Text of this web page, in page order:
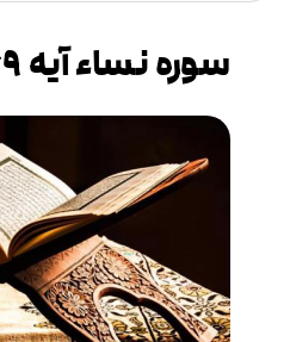
سوره نساء آیه ۶۹